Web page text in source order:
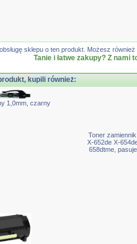
sklepu o ten produkt. Możesz
Tanie i łatwe zakupy? Z
kupili również:
1,0mm, czarny
Toner
X-652de X-
658dtme,